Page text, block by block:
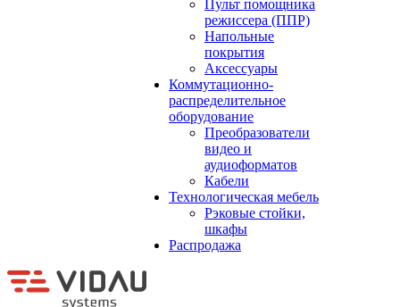
Пульт помощника
режиссера (ППР)
Напольные
покрытия
Аксессуары
Коммутационно-
распределительное
оборудование
Преобразователи
видео и
аудиоформатов
Кабели
Технологическая мебель
Рэковые стойки,
шкафы
Распродажа